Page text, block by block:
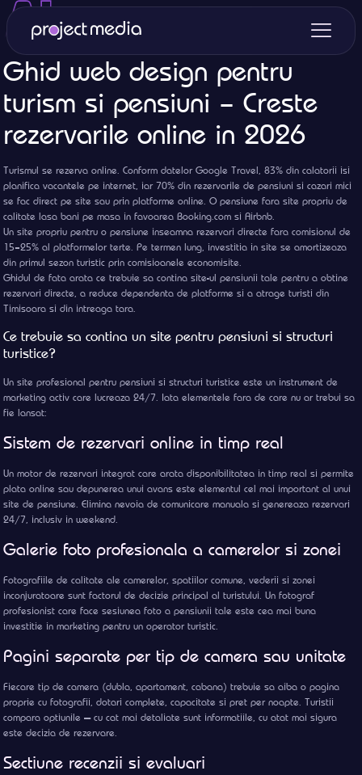
Ghid web design pentru
turism si pensiuni – Creste
rezervarile online in 2026
Turismul se rezerva online. Conform datelor Google Travel, 83% din calatorii isi
planifica vacantele pe internet, iar 70% din rezervarile de pensiuni si cazari mici
se fac direct pe site sau prin platforme online. O pensiune fara site propriu de
calitate lasa bani pe masa in favoarea Booking.com si Airbnb.
Un site propriu pentru o pensiune inseamna rezervari directe fara comisionul de
15–25% al platformelor terte. Pe termen lung, investitia in site se amortizeaza
din primul sezon turistic prin comisioanele economisite.
Ghidul de fata arata ce trebuie sa contina site-ul pensiunii tale pentru a obtine
rezervari directe, a reduce dependenta de platforme si a atrage turisti din
Timisoara si din intreaga tara.
Ce trebuie sa contina un site pentru pensiuni si structuri
turistice?
Un site profesional pentru pensiuni si structuri turistice este un instrument de
marketing activ care lucreaza 24/7. Iata elementele fara de care nu ar trebui sa
fie lansat:
Sistem de rezervari online in timp real
Un motor de rezervari integrat care arata disponibilitatea in timp real si permite
plata online sau depunerea unui avans este elementul cel mai important al unui
site de pensiune. Elimina nevoia de comunicare manuala si genereaza rezervari
24/7, inclusiv in weekend.
Galerie foto profesionala a camerelor si zonei
Fotografiile de calitate ale camerelor, spatiilor comune, vederii si zonei
inconjuratoare sunt factorul de decizie principal al turistului. Un fotograf
profesionist care face sesiunea foto a pensiunii tale este cea mai buna
investitie in marketing pentru un operator turistic.
Pagini separate per tip de camera sau unitate
Fiecare tip de camera (dubla, apartament, cabana) trebuie sa aiba o pagina
proprie cu fotografii, dotari complete, capacitate si pret per noapte. Turistii
compara optiunile — cu cat mai detaliate sunt informatiile, cu atat mai sigura
este decizia de rezervare.
Sectiune recenzii si evaluari